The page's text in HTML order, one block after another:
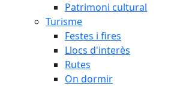
Patrimoni cultural
Turisme
Festes i fires
Llocs d'interès
Rutes
On dormir